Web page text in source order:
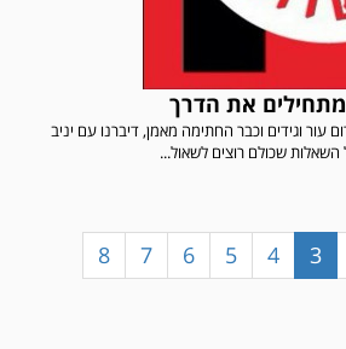
את הדרך
עור וגידים וכבר החתימה מאמן, דיברנו עם יניב
שכולם רוצים לשאול...
3
4
5
6
7
8
ה' ניצחה קרית מלאכי את עירוני אשדוד 5-0.